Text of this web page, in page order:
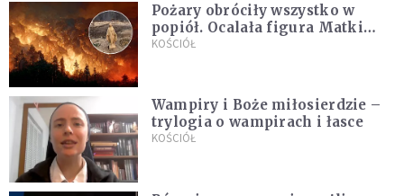
Pożary obróciły wszystko w
popiół. Ocalała figura Matki
Bożej
KOŚCIÓŁ
Wampiry i Boże miłosierdzie –
trylogia o wampirach i łasce
KOŚCIÓŁ